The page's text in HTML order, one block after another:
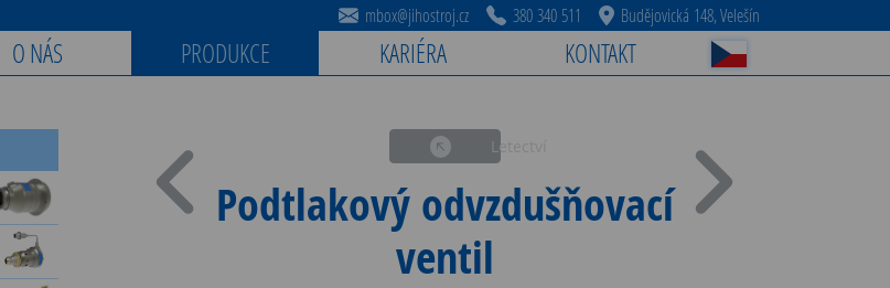
mbox@jihostroj.cz 380 340 511 Budějovická 148, Velešín
O NÁS PRODUKCE KARIÉRA KONTAKT
Letectví
Podtlakový odvzdušňovací
ventil